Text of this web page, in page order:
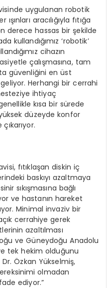
uygulanan robotik
aracılığıyla fıtığa
derece hassas bir şekilde
kullandığımız ‘robotik’
cihazın
çalışmasına, tam
güvenliğini en üst
geliyor. Herhangi bir cerrahi
ihtiyaç
kısa bir sürede
düzeyde konfor
fıtıklaşan diskin iç
baskıyı azaltmaya
sıkışmasına bağlı
ve hastanın hareket
Minimal invaziv bir
cerrahiye gerek
azaltılması
ve Güneydoğu Anadolu
tek hekim olduğunu
Özkan Yükselmiş,
olmadan
ediyor.”